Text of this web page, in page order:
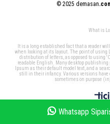
© 2025 demasan
What is
It is a long established fact that a reader
when looking at its layout. The point of using
distribution of letters, as opposed to using
readable English. Many desktop publishing
Ipsum as their default model text, and a
still in their infancy. Various versions have
sometimes on purpose
Whatsapp
My Favorites